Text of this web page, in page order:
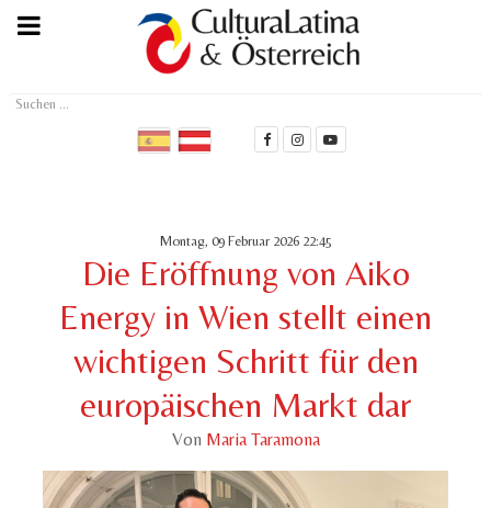
Suchen
Montag, 09 Februar 2026 22:45
Die Eröffnung von Aiko
Energy in Wien stellt einen
wichtigen Schritt für den
europäischen Markt dar
Von Maria Taramona